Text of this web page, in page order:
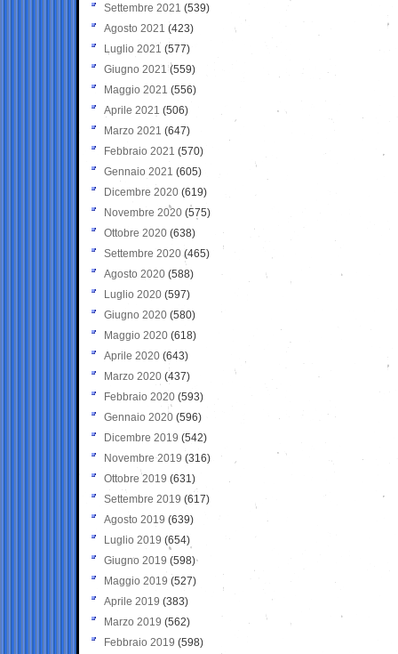
Settembre 2021 (539)
Agosto 2021 (423)
Luglio 2021 (577)
Giugno 2021(559)
Maggio 2021 (556)
Aprile 2021 (506)
Marzo 2021 (647)
Febbraio 2021 (570)
Gennaio 2021 (605)
Dicembre 2020 (619)
Novembre 2020 (575)
Ottobre 2020 (638)
Settembre 2020(465)
Agosto 2020 (588)
Luglio 2020 (597)
Giugno 2020 (580)
Maggio 2020 (618)
Aprile 2020 (643)
Marzo 2020 (437)
Febbraio 2020 (593)
Gennaio 2020 (596)
Dicembre 2019 (542)
Novembre 2019 (316)
Ottobre 2019 (631)
Settembre 2019 (617)
Agosto 2019 (639)
Luglio 2019 (654)
Giugno 2019 (598)
Maggio 2019 (527)
Aprile 2019 (383)
Marzo 2019 (562)
Febbraio 2019 (598)